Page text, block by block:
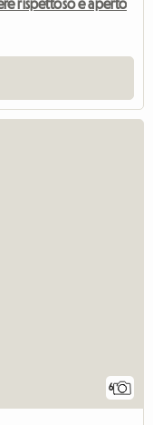
rispettoso e aperto
6